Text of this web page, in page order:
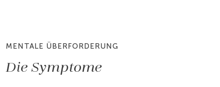
MENTALE ÜBERFORDERUNG
Die Symptome